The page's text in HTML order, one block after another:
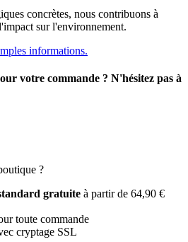
concrètes, nous contribuons à
sur l'environnement.
informations.
votre commande ? N'hésitez pas à
?
gratuite à partir de 64,90 €
toute commande
cryptage SSL